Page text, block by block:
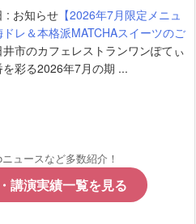
: お知らせ 【2026年7月限定メニュ
レ＆本格派MATCHAスイーツのご
市のカフェレストランワンぽてぃ
彩る2026年7月の期 ...
ュースなど多数紹介！
講演実績一覧を見る